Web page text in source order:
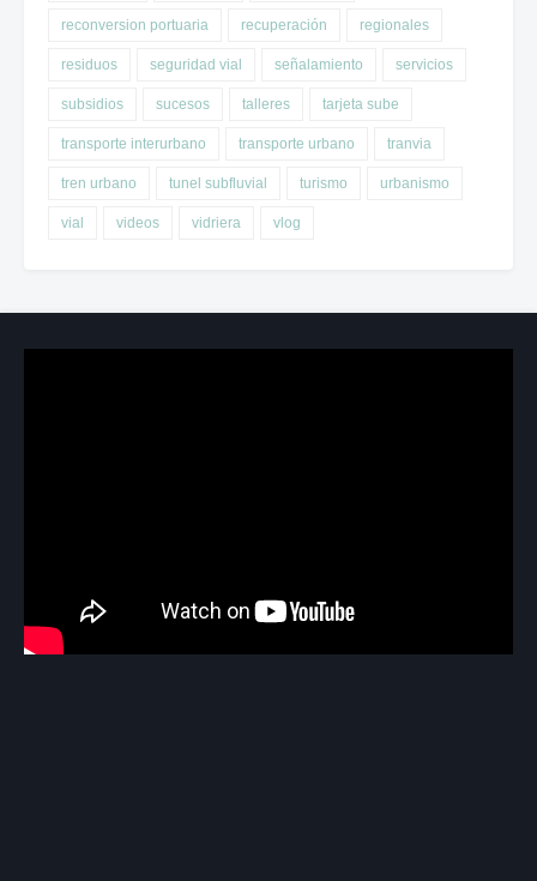
reconversion portuaria recuperación regionales
residuos seguridad vial señalamiento servicios
subsidios sucesos talleres tarjeta sube
transporte interurbano transporte urbano tranvia
tren urbano tunel subfluvial turismo urbanismo
vial videos vidriera vlog